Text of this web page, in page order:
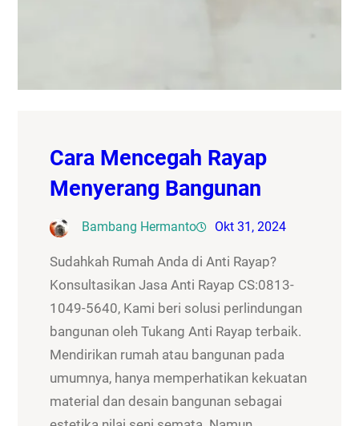
Cara Mencegah Rayap
Menyerang Bangunan
Bambang Hermanto Okt 31, 2024
Sudahkah Rumah Anda di Anti Rayap?
Konsultasikan Jasa Anti Rayap CS:0813-
1049-5640, Kami beri solusi perlindungan
bangunan oleh Tukang Anti Rayap terbaik.
Mendirikan rumah atau bangunan pada
umumnya, hanya memperhatikan kekuatan
material dan desain bangunan sebagai